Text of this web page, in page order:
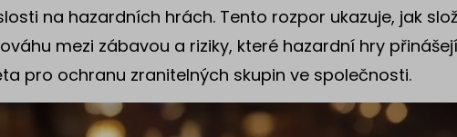
na hazardních hrách. Tento rozpor ukazuje, jak
mezi zábavou a riziky, které hazardní hry
pro ochranu zranitelných skupin ve společnosti.